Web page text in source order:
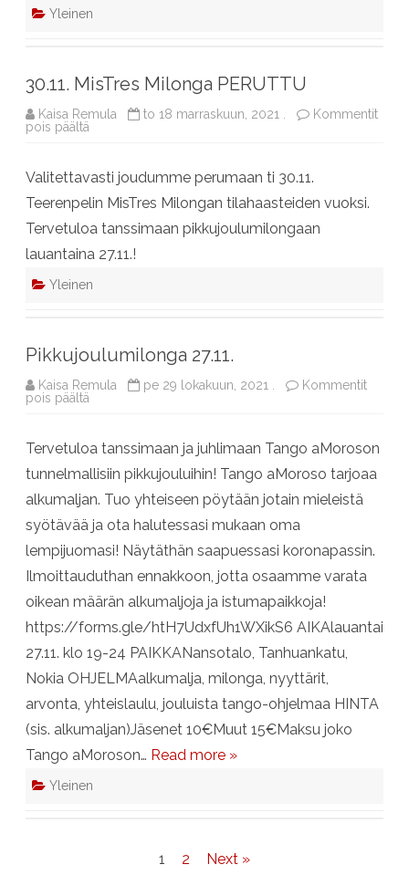
Yleinen
30.11. MisTres Milonga PERUTTU
Kaisa Remula to 18 marraskuun, 2021 .
Kommentit
pois päältä
PERUTTU
Valitettavasti joudumme perumaan ti 30.11.
Teerenpelin MisTres Milongan tilahaasteiden vuoksi.
Tervetuloa tanssimaan pikkujoulumilongaan
lauantaina 27.11.!
Yleinen
Pikkujoulumilonga 27.11.
Kaisa Remula pe 29 lokakuun, 2021 .
Kommentit
pois päältä artikkelissa
Tervetuloa tanssimaan ja juhlimaan Tango aMoroson
tunnelmallisiin pikkujouluihin! Tango aMoroso tarjoaa
alkumaljan. Tuo yhteiseen pöytään jotain mieleistä
syötävää ja ota halutessasi mukaan oma
lempijuomasi! Näytäthän saapuessasi koronapassin.
Ilmoittauduthan ennakkoon, jotta osaamme varata
oikean määrän alkumaljoja ja istumapaikkoja!
https://forms.gle/htH7UdxfUh1WXikS6 AIKAlauantai
27.11. klo 19-24 PAIKKANansotalo, Tanhuankatu,
Nokia OHJELMAalkumalja, milonga, nyyttärit,
arvonta, yhteislaulu, jouluista tango-ohjelmaa HINTA
(sis. alkumaljan)Jäsenet 10€Muut 15€Maksu joko
Tango aMoroson… Read more »
Yleinen
1 2 Next »